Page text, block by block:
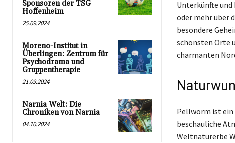
Sponsoren der TSG
Hoffenheim
25.09.2024
Moreno-Institut in
Überlingen: Zentrum für
Psychodrama und
Gruppentherapie
21.09.2024
Narnia Welt: Die
Chroniken von Narnia
04.10.2024
Unterkünfte und
oder mehr über
besondere
schönsten Orte
charmanten
Pellworm ist ein
beschauliche
Weltnaturerbe